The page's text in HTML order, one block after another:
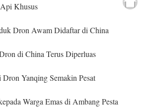
Khusus
Dron Awam Didaftar di China
di China Terus Diperluas
Yanqing Semakin Pesat
Warga Emas di Ambang Pesta